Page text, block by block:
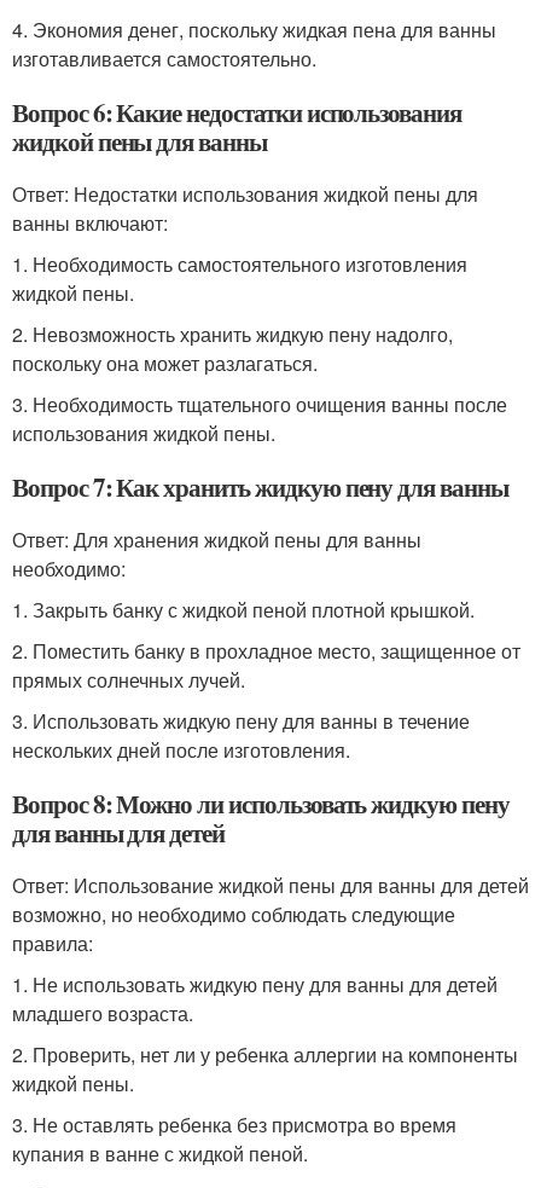
4. Экономия денег, поскольку жидкая пена для ванны
изготавливается самостоятельно.
Вопрос 6: Какие недостатки использования
жидкой пены для ванны
Ответ: Недостатки использования жидкой пены для
ванны включают:
1. Необходимость самостоятельного изготовления
жидкой пены.
2. Невозможность хранить жидкую пену надолго,
поскольку она может разлагаться.
3. Необходимость тщательного очищения ванны после
использования жидкой пены.
Вопрос 7: Как хранить жидкую пену для ванны
Ответ: Для хранения жидкой пены для ванны
необходимо:
1. Закрыть банку с жидкой пеной плотной крышкой.
2. Поместить банку в прохладное место, защищенное от
прямых солнечных лучей.
3. Использовать жидкую пену для ванны в течение
нескольких дней после изготовления.
Вопрос 8: Можно ли использовать жидкую пену
для ванны для детей
Ответ: Использование жидкой пены для ванны для детей
возможно, но необходимо соблюдать следующие
правила:
1. Не использовать жидкую пену для ванны для детей
младшего возраста.
2. Проверить, нет ли у ребенка аллергии на компоненты
жидкой пены.
3. Не оставлять ребенка без присмотра во время
купания в ванне с жидкой пеной.